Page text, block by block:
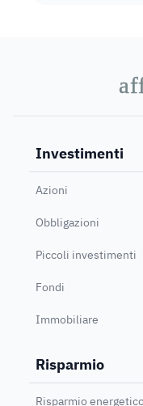
af
af
Investimenti
Azioni
Obbligazioni
Piccoli investimenti
Fondi
Immobiliare
Risparmio
Risparmio energetico